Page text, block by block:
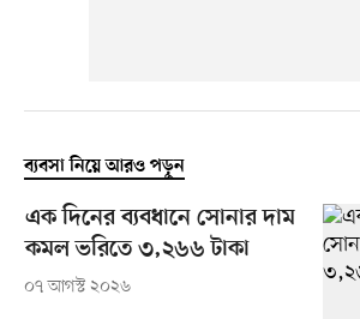
ব্যবসা নিয়ে আরও পড়ুন
এক দিনের ব্যবধানে সোনার দাম
কমল ভরিতে ৩,২৬৬ টাকা
০৭ আগস্ট ২০২৬